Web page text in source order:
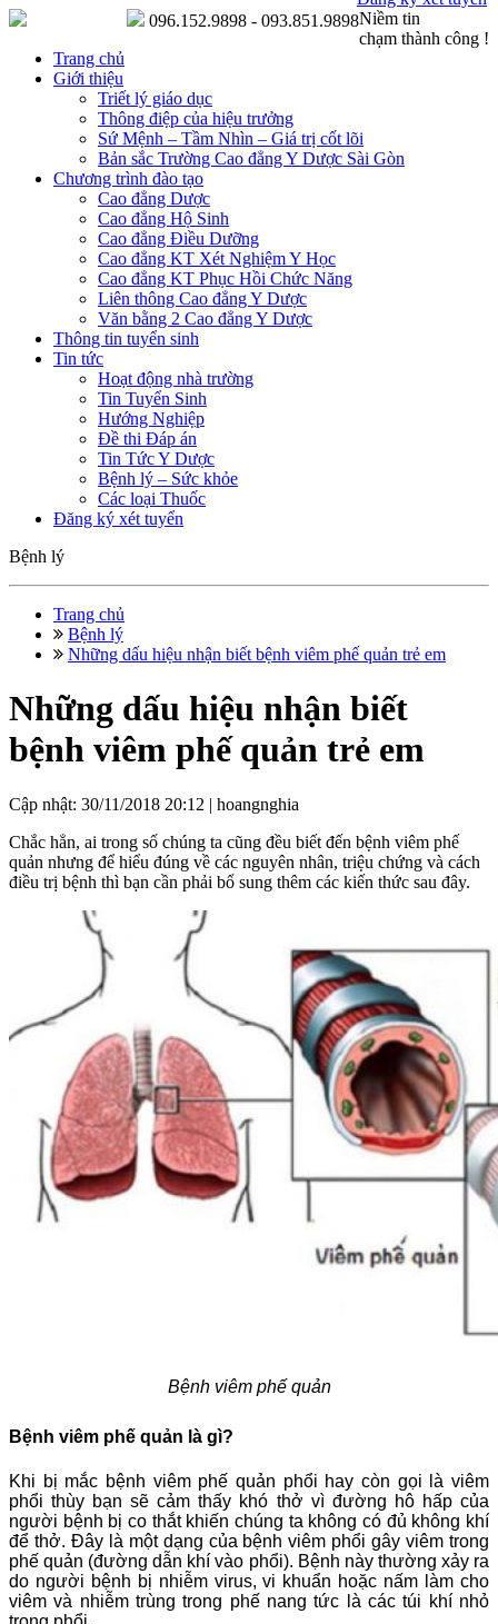
Niềm tin
chạm thành công !
096.152.9898 - 093.851.9898
Trang chủ
Giới thiệu
Triết lý giáo dục
Thông điệp của hiệu trưởng
Sứ Mệnh – Tầm Nhìn – Giá trị cốt lõi
Bản sắc Trường Cao đẳng Y Dược Sài Gòn
Chương trình đào tạo
Cao đẳng Dược
Cao đẳng Hộ Sinh
Cao đẳng Điều Dưỡng
Cao đẳng KT Xét Nghiệm Y Học
Cao đẳng KT Phục Hồi Chức Năng
Liên thông Cao đẳng Y Dược
Văn bằng 2 Cao đẳng Y Dược
Thông tin tuyển sinh
Tin tức
Hoạt động nhà trường
Tin Tuyển Sinh
Hướng Nghiệp
Đề thi Đáp án
Tin Tức Y Dược
Bệnh lý – Sức khỏe
Các loại Thuốc
Đăng ký xét tuyển
Bệnh lý
Trang chủ
Bệnh lý
Những dấu hiệu nhận biết bệnh viêm phế quản trẻ em
Những dấu hiệu nhận biết
bệnh viêm phế quản trẻ em
Cập nhật: 30/11/2018 20:12 | hoangnghia
Chắc hẳn, ai trong số chúng ta cũng đều biết đến bệnh viêm phế
quản nhưng để hiểu đúng về các nguyên nhân, triệu chứng và cách
điều trị bệnh thì bạn cần phải bổ sung thêm các kiến thức sau đây.
Bệnh viêm phế quản
Bệnh viêm phế quản là gì?
Khi bị mắc bệnh viêm phế quản phổi hay còn gọi là viêm
phổi thùy bạn sẽ cảm thấy khó thở vì đường hô hấp của
người bệnh bị co thắt khiến chúng ta không có đủ không khí
để thở. Đây là một dạng của bệnh viêm phổi gây viêm trong
phế quản (đường dẫn khí vào phổi). Bệnh này thường xảy ra
do người bệnh bị nhiễm virus, vi khuẩn hoặc nấm làm cho
viêm và nhiễm trùng trong phế nang tức là các túi khí nhỏ